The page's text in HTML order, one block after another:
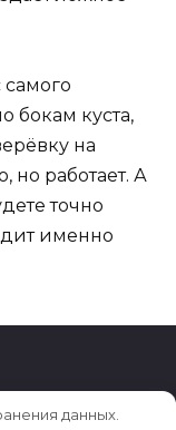
бокам куста,
на
но работает. А
точно
именно
данных.